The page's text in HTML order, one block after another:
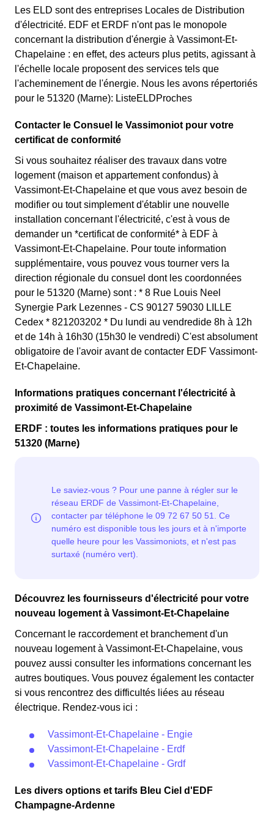
Les ELD sont des entreprises Locales de Distribution
d'électricité. EDF et ERDF n'ont pas le monopole
concernant la distribution d'énergie à Vassimont-Et-
Chapelaine : en effet, des acteurs plus petits, agissant à
l'échelle locale proposent des services tels que
l'acheminement de l'énergie. Nous les avons répertoriés
pour le 51320 (Marne): ListeELDProches
Contacter le Consuel le Vassimoniot pour votre
certificat de conformité
Si vous souhaitez réaliser des travaux dans votre
logement (maison et appartement confondus) à
Vassimont-Et-Chapelaine et que vous avez besoin de
modifier ou tout simplement d'établir une nouvelle
installation concernant l'électricité, c'est à vous de
demander un *certificat de conformité* à EDF à
Vassimont-Et-Chapelaine. Pour toute information
supplémentaire, vous pouvez vous tourner vers la
direction régionale du consuel dont les coordonnées
pour le 51320 (Marne) sont : * 8 Rue Louis Neel
Synergie Park Lezennes - CS 90127 59030 LILLE
Cedex * 821203202 * Du lundi au vendredide 8h à 12h
et de 14h à 16h30 (15h30 le vendredi) C'est absolument
obligatoire de l'avoir avant de contacter EDF Vassimont-
Et-Chapelaine.
Informations pratiques concernant l'électricité à
proximité de Vassimont-Et-Chapelaine
ERDF : toutes les informations pratiques pour le
51320 (Marne)
Découvrez les fournisseurs d'électricité pour votre
nouveau logement à Vassimont-Et-Chapelaine
Concernant le raccordement et branchement d'un
nouveau logement à Vassimont-Et-Chapelaine, vous
pouvez aussi consulter les informations concernant les
autres boutiques. Vous pouvez également les contacter
si vous rencontrez des difficultés liées au réseau
électrique. Rendez-vous ici :
Vassimont-Et-Chapelaine - Engie
Vassimont-Et-Chapelaine - Erdf
Vassimont-Et-Chapelaine - Grdf
Les divers options et tarifs Bleu Ciel d'EDF
Champagne-Ardenne